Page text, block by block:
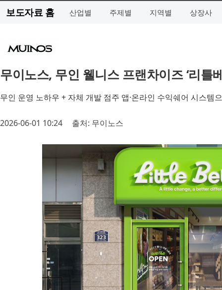
보도자료 홈 산업별 주제별 지역별 상장사
무이노스, 무인 웰니스 프랜차이즈 ‘리틀
무인 운영 노하우 + 자체 개발 점주 앱·온라인 수익쉐어 시스템
2026-06-01 10:24 출처: 무이노스